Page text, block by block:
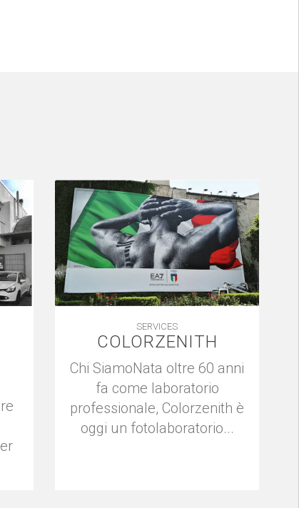
SERVICES
COLORZENITH
Chi SiamoNata oltre 60 anni
fa come laboratorio
professionale, Colorzenith è
oggi un fotolaboratorio...